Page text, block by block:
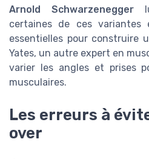
Arnold Schwarzenegger
certaines de ces variantes
essentielles pour construire
Yates, un autre expert en
varier les angles et prises
musculaires.
Les erreurs à
over